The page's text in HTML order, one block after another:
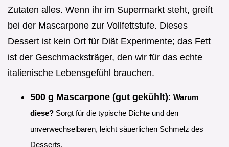
Zutaten alles. Wenn ihr im Supermarkt steht, greift
bei der Mascarpone zur Vollfettstufe. Dieses
Dessert ist kein Ort für Diät Experimente; das Fett
ist der Geschmacksträger, den wir für das echte
italienische Lebensgefühl brauchen.
500 g Mascarpone (gut gekühlt): Warum
diese? Sorgt für die typische Dichte und den
unverwechselbaren, leicht säuerlichen Schmelz des
Desserts.